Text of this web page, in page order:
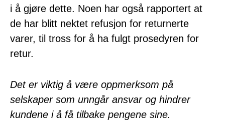
i å gjøre dette. Noen har også rapportert at
de har blitt nektet refusjon for returnerte
varer, til tross for å ha fulgt prosedyren for
retur.
Det er viktig å være oppmerksom på
selskaper som unngår ansvar og hindrer
kundene i å få tilbake pengene sine.